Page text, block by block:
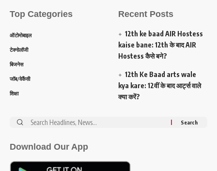
Top Categories
ऑटोमोबाइल
टेक्नोलॉजी
बिजनेस
जॉब/वेकैंसी
शिक्षा
Recent Posts
12th ke baad AIR Hostess
kaise bane: 12th के बाद AIR
Hostess कैसे बने?
12th Ke Baad arts wale
kya kare: 12वीं के बाद आर्ट्स वाले
क्या करें?
Search
Download Our App